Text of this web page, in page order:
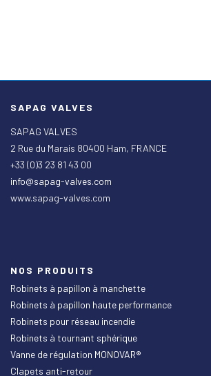
SAPAG VALVES
SAPAG VALVES
2 Rue du Marais 80400 Ham, FRANCE
+33 (0)3 23 81 43 00
info@sapag-valves.com
www.sapag-valves.com
NOS PRODUITS
Robinets à papillon à manchette
Robinets à papillon haute performance
Robinets pour réseau incendie
Robinets à tournant sphérique
Vanne de régulation MONOVAR®
Clapets anti-retour